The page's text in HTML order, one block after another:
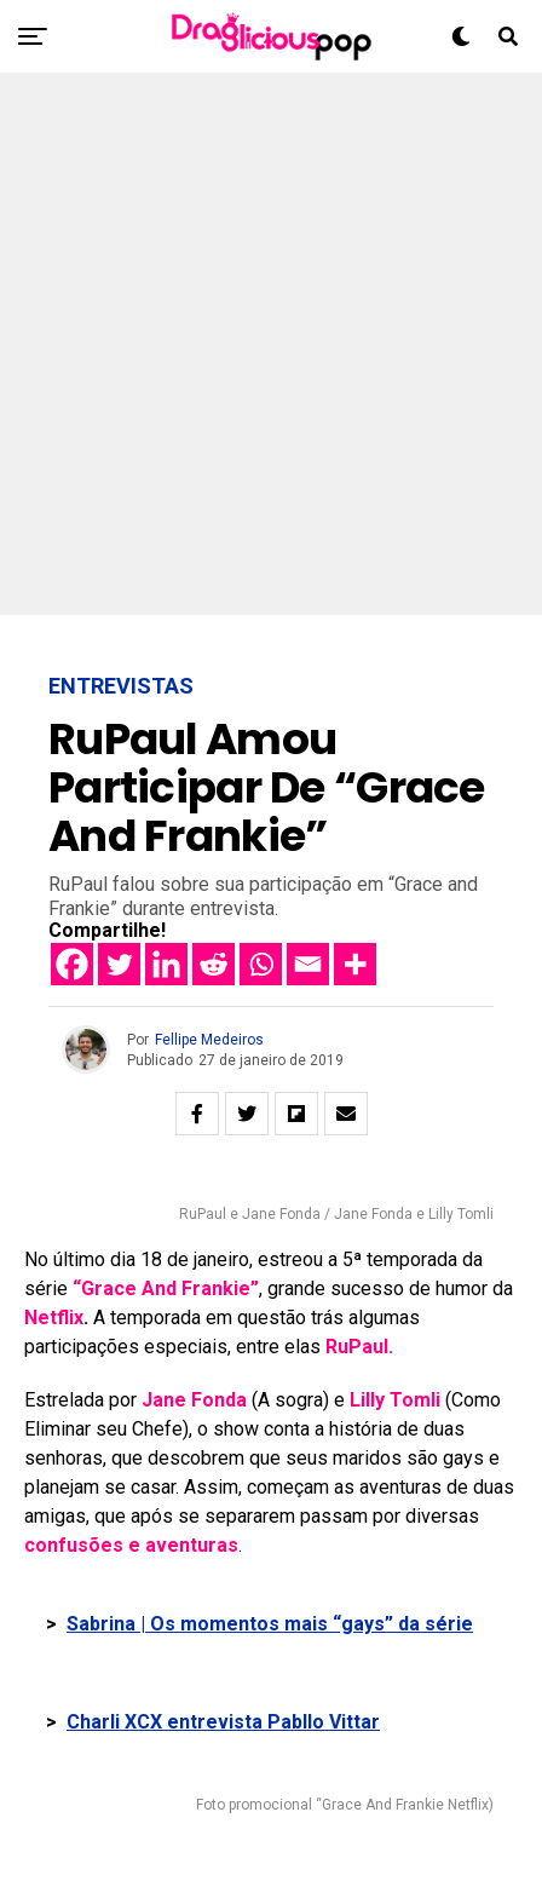
ENTREVISTAS
RuPaul Amou
Participar De “Grace
And Frankie”
RuPaul falou sobre sua participação em “Grace and
Frankie” durante entrevista.
Compartilhe!
Por Fellipe Medeiros
Publicado 27 de janeiro de 2019
RuPaul e Jane Fonda / Jane Fonda e Lilly Tomli
No último dia 18 de janeiro, estreou a 5ª temporada da
série “Grace And Frankie”, grande sucesso de humor da
Netflix. A temporada em questão trás algumas
participações especiais, entre elas RuPaul.
Estrelada por Jane Fonda (A sogra) e Lilly Tomli (Como
Eliminar seu Chefe), o show conta a história de duas
senhoras, que descobrem que seus maridos são gays e
planejam se casar. Assim, começam as aventuras de duas
amigas, que após se separarem passam por diversas
confusões e aventuras.
> Sabrina | Os momentos mais “gays” da série
> Charli XCX entrevista Pabllo Vittar
Foto promocional “Grace And Frankie Netflix)